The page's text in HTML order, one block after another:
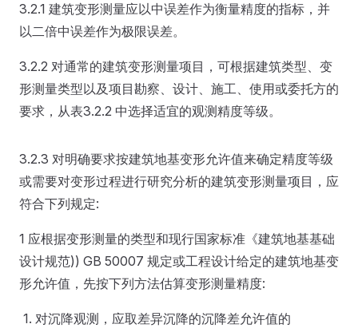
3.2.1 建筑变形测量应以中误差作为衡量精度的指标，并
以二倍中误差作为极限误差。
3.2.2 对通常的建筑变形测量项目，可根据建筑类型、变
形测量类型以及项目勘察、设计、施工、使用或委托方的
要求，从表3.2.2 中选择适宜的观测精度等级。
3.2.3 对明确要求按建筑地基变形允许值来确定精度等级
或需要对变形过程进行研究分析的建筑变形测量项目，应
符合下列规定:
1 应根据变形测量的类型和现行国家标准《建筑地基基础
设计规范)) GB 50007 规定或工程设计给定的建筑地基变
形允许值，先按下列方法估算变形测量精度:
对沉降观测，应取差异沉降的沉降差允许值的